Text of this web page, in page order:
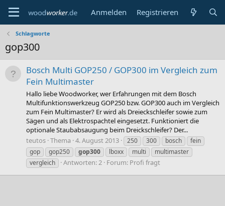
Anmelden Registrieren
Schlagworte
gop300
Bosch Multi GOP250 / GOP300 im Vergleich zum
Fein Multimaster
Hallo liebe Woodworker, wer Erfahrungen mit dem Bosch
Multifunktionswerkzeug GOP250 bzw. GOP300 auch im Vergleich
zum Fein Multimaster? Er wird als Dreieckschleifer sowie zum
Sägen und als Elektrospachtel eingesetzt. Funktioniert die
optionale Staubabsaugung beim Dreickschleifer? Der...
teutos Thema 4. August 2013 250 300 bosch
fein
gop
gop250 gop300 lboxx multi
multimaster
vergleich
Antworten: 2 Forum: Profi fragt